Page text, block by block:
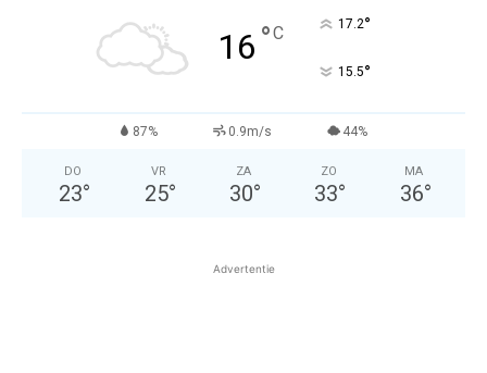
16 °C 17.2°
15.5°
87% 0.9m/s 44%
DO
23°
VR
25°
ZA
30°
ZO
33°
MA
36°
Advertentie